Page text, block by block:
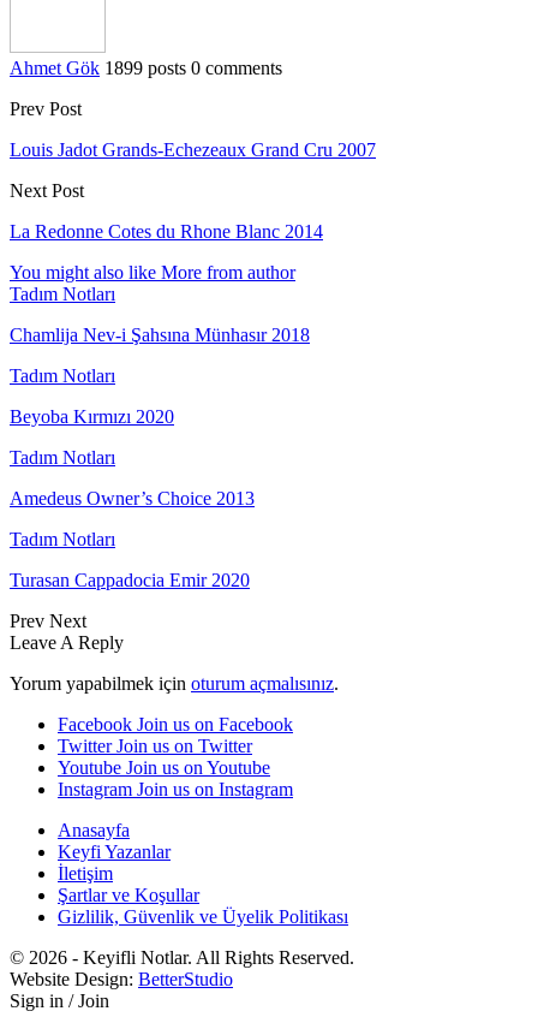
Ahmet Gök 1899 posts 0 comments
Prev Post
Louis Jadot Grands-Echezeaux Grand Cru 2007
Next Post
La Redonne Cotes du Rhone Blanc 2014
You might also like More from author
Tadım Notları
Chamlija Nev-i Şahsına Münhasır 2018
Tadım Notları
Beyoba Kırmızı 2020
Tadım Notları
Amedeus Owner’s Choice 2013
Tadım Notları
Turasan Cappadocia Emir 2020
Prev Next
Leave A Reply
Yorum yapabilmek için oturum açmalısınız.
Facebook Join us on Facebook
Twitter Join us on Twitter
Youtube Join us on Youtube
Instagram Join us on Instagram
Anasayfa
Keyfi Yazanlar
İletişim
Şartlar ve Koşullar
Gizlilik, Güvenlik ve Üyelik Politikası
© 2026 - Keyifli Notlar. All Rights Reserved.
Website Design: BetterStudio
Sign in / Join